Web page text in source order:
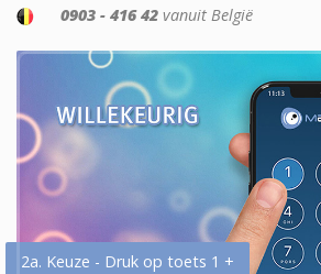
0903 - 416 42 vanuit België
2a. Keuze - Druk op toets 1 +